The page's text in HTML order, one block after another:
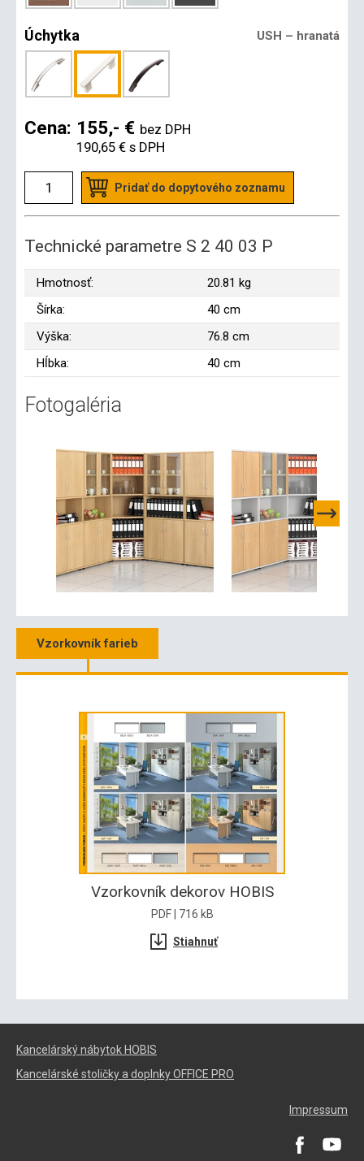
Úchytka USH – hranatá
Cena: 155,- € bez DPH
190,65 € s DPH
Pridať do dopytového zoznamu
Technické parametre S 2 40 03 P
Hmotnosť:
20.81 kg
Šírka:
40 cm
Výška:
76.8 cm
Hĺbka:
40 cm
Fotogaléria
Vzorkovník farieb
Vzorkovník dekorov HOBIS
PDF | 716 kB
Stiahnuť
Kancelárský nábytok HOBIS
Kancelárské stoličky a doplnky OFFICE PRO
Impressum